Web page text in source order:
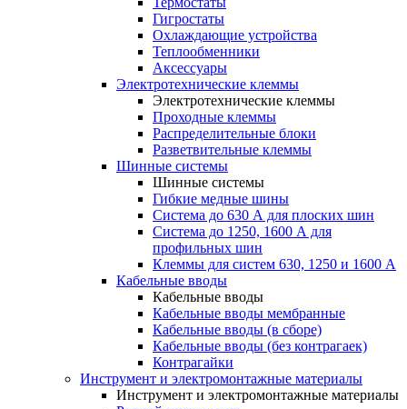
Гигростаты
Охлаждающие устройства
Теплообменники
Аксессуары
Электротехнические клеммы
Электротехнические клеммы
Проходные клеммы
Распределительные блоки
Разветвительные клеммы
Шинные системы
Шинные системы
Гибкие медные шины
Система до 630 А для плоских шин
Система до 1250, 1600 А для
профильных шин
Клеммы для систем 630, 1250 и 1600 А
Кабельные вводы
Кабельные вводы
Кабельные вводы мембранные
Кабельные вводы (в сборе)
Кабельные вводы (без контрагаек)
Контрагайки
Инструмент и электромонтажные материалы
Инструмент и электромонтажные материалы